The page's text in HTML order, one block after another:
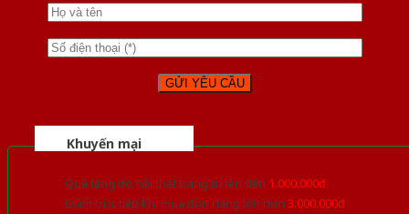
Khuyến mại
Quà tặng đồ nội thất trang trí lên đến 1.000.000đ
Giảm trực tiếp khi mua đơn hàng lớn hơn 3.000.000đ